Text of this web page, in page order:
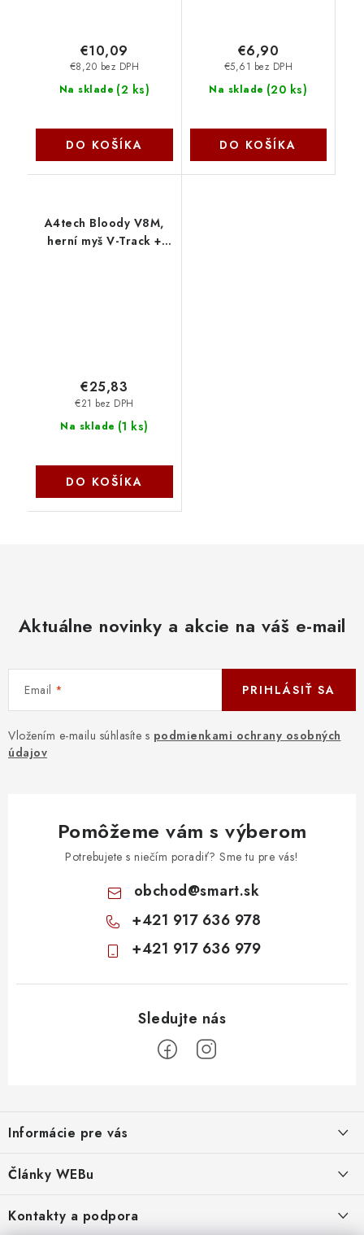
Na sklade (2 ks)
€8,20 bez DPH
€10,09
DO KOŠÍKA
Na sklade (20 ks)
€5,61 bez DPH
€6,90
DO KOŠÍKA
A4tech Bloody V8M,
herní myš V-Track +
Na sklade (1 ks)
€21 bez DPH
€25,83
DO KOŠÍKA
Aktuálne novinky a akcie na váš e-mail
Email
Vložením e-mailu súhlasíte s podmienkami ochrany osobných
údajov
PRIHLÁSIŤ SA
Pomôžeme vám s výberom
Potrebujete s niečím poradiť? Sme tu pre vás!
obchod@smart.sk
+421 917 636 978
+421 917 636 979
p
ä
Informácie pre vás
Obchodné podmienky
Moja objednávka
Články WEBu
Dôležité oznamy
16.6.2026
Kontakty a podpora